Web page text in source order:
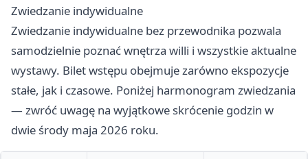
Zwiedzanie indywidualne
Zwiedzanie indywidualne bez przewodnika pozwala
samodzielnie poznać wnętrza willi i wszystkie aktualne
wystawy. Bilet wstępu obejmuje zarówno ekspozycje
stałe, jak i czasowe. Poniżej harmonogram zwiedzania
— zwróć uwagę na wyjątkowe skrócenie godzin w
dwie środy maja 2026 roku.